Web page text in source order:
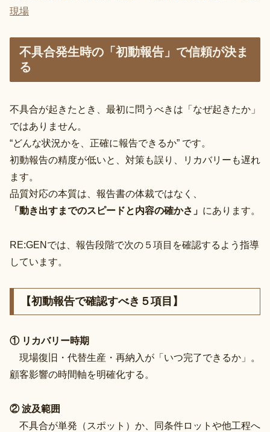
現場
不具合発生時の「初動報告」で信頼が決ま
る
不具合が起きたとき、最初に問うべきは「なぜ起きたか」
ではありません。
“どんな状況かを、正確に報告できるか” です。
初動報告の精度が低いと、対策も誤り、リカバリーも遅れ
ます。
品質対応の本質は、報告書の体裁ではなく、
「動き出すまでのスピードと内容の確かさ」 にあります。
RE:GENでは、報告段階で次の５項目を確認するよう指導
しています。
【初動報告で確認すべき５項目】
① リカバリー時期
現場復旧・代替生産・再納入が「いつ完了できるか」。
顧客影響の時間軸を明確化する。
② 波及範囲
不具合が単発（スポット）か、同条件ロットや他工程へ